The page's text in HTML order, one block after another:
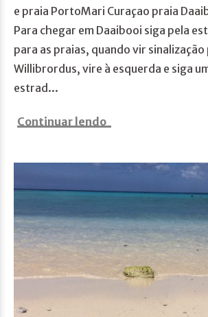
e praia PortoMari Curaçao praia
Para chegar em Daaibooi siga pela
para as praias, quando vir sinalização
Willibrordus, vire à esquerda e siga
estrad...
Continuar lendo